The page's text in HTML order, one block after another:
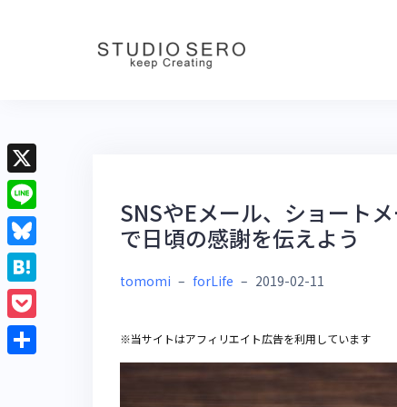
SNSやEメール、ショート
で日頃の感謝を伝えよう
tomomi – forLife – 2019-02-11
※当サイトはアフィリエイト広告を利用しています
X
L
i
n
e
B
l
u
e
H
a
t
P